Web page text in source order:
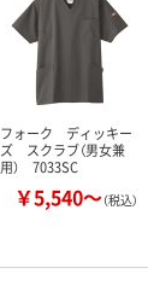
フォーク ディッキー
ズ スクラブ（男女兼
用） 7033SC
￥5,540～（税込）